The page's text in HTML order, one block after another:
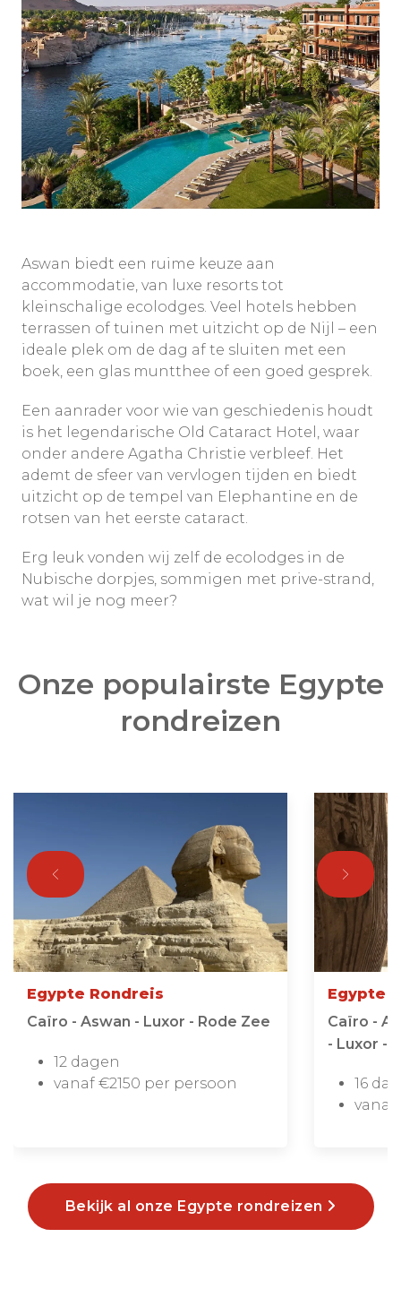
Aswan biedt een ruime keuze aan
accommodatie, van luxe resorts tot
kleinschalige ecolodges. Veel hotels hebben
terrassen of tuinen met uitzicht op de Nijl – een
ideale plek om de dag af te sluiten met een
boek, een glas muntthee of een goed gesprek.
Een aanrader voor wie van geschiedenis houdt
is het legendarische Old Cataract Hotel, waar
onder andere Agatha Christie verbleef. Het
ademt de sfeer van vervlogen tijden en biedt
uitzicht op de tempel van Elephantine en de
rotsen van het eerste cataract.
Erg leuk vonden wij zelf de ecolodges in de
Nubische dorpjes, sommigen met prive-strand,
wat wil je nog meer?
Onze populairste Egypte
rondreizen
Egypte Rondreis
Caïro - Aswan - Luxor - Rode Zee
12 dagen
vanaf €2150 per persoon
Egypte
Caïro -
- Luxor -
16
vanaf
Bekijk al onze Egypte rondreizen